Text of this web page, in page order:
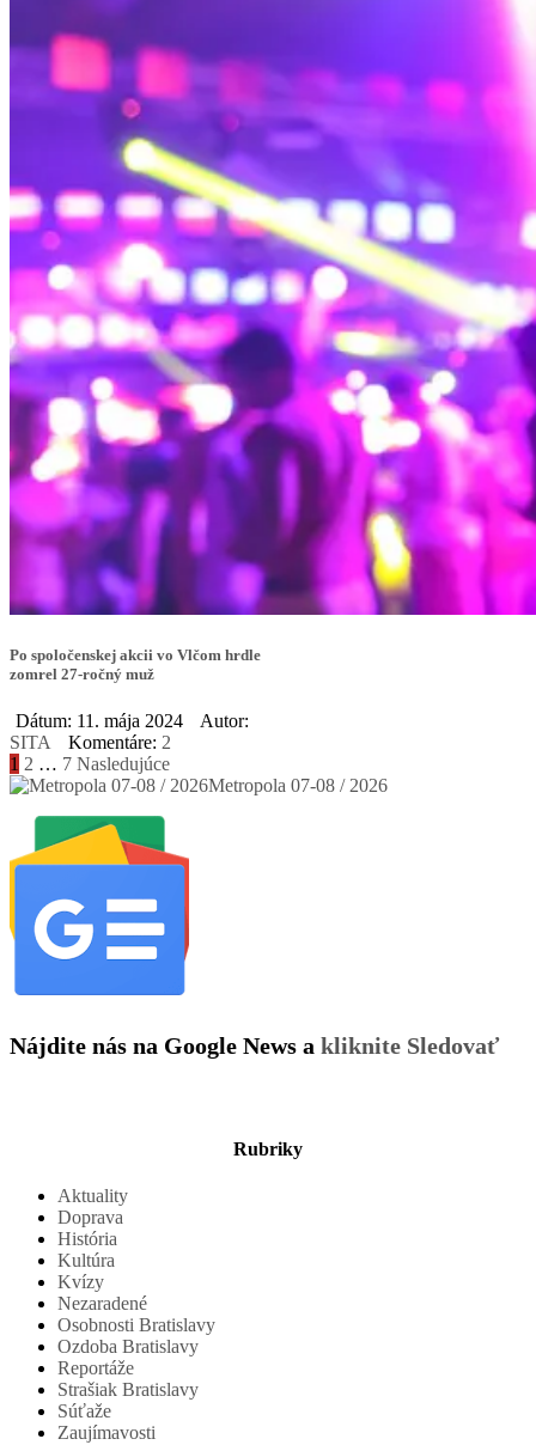
Po spoločenskej akcii vo Vlčom hrdle
zomrel 27-ročný muž
Dátum: 11. mája 2024
Autor:
SITA
Komentáre: 2
Stránkovanie
príspevkov
1 2 … 7 Nasledujúce
Metropola 07-08 / 2026
Nájdite nás na Google News a kliknite Sledovať
Rubriky
Aktuality
Doprava
História
Kultúra
Kvízy
Nezaradené
Osobnosti Bratislavy
Ozdoba Bratislavy
Reportáže
Strašiak Bratislavy
Súťaže
Zaujímavosti